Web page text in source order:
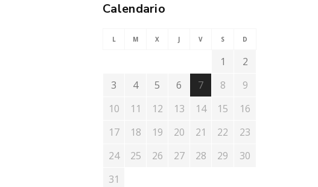
Calendario
L M X J V S D
1
2
3
4 5 6 7 8
9
10
11 12 13 14 15
16
17
18 19 20 21 22
23
24
25 26 27 28 29
30
31